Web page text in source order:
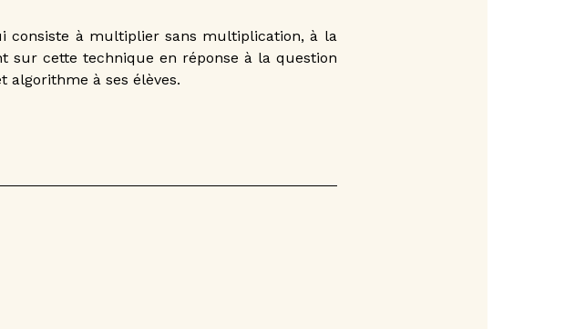
consiste à multiplier sans multiplication, à la
sur cette technique en réponse à la question
algorithme à ses élèves.